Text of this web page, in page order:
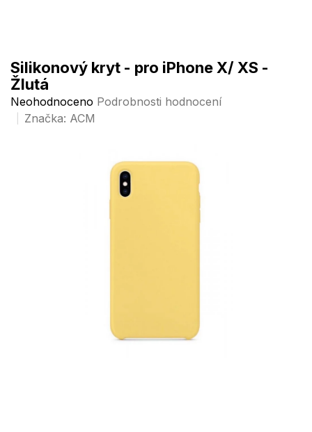
Silikonový kryt - pro iPhone X/ XS -
Žlutá
Průměrné
hodnocení
Neohodnoceno Podrobnosti hodnocení
Značka: ACM